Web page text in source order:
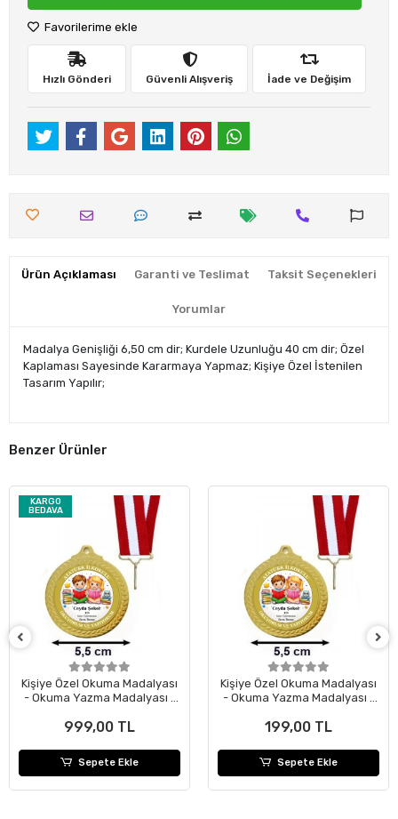
Favorilerime ekle
Hızlı Gönderi Güvenli Alışveriş İade ve Değişim
Ürün Açıklaması Garanti ve Teslimat Taksit Seçenekleri
Yorumlar
Madalya Genişliği 6,50 cm dir; Kurdele Uzunluğu 40 cm dir; Özel
Kaplaması Sayesinde Kararmaya Yapmaz; Kişiye Özel İstenilen
Tasarım Yapılır;
Benzer Ürünler
KARGO
BEDAVA
Kişiye Özel Okuma Madalyası
- Okuma Yazma Madalyası -
999,00 TL
Sepete Ekle
Kişiye Özel Okuma Madalyası
- Okuma Yazma Madalyası -
199,00 TL
Sepete Ekle